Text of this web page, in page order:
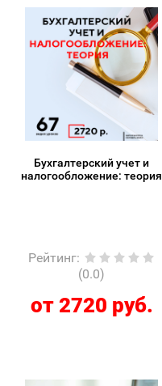
Бухгалтерский учет и
налогообложение: теория
Рейтинг:
(0.0)
от 2720 руб.